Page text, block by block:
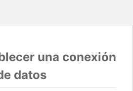
una conexión
datos